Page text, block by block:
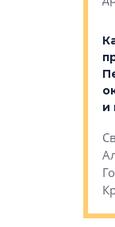
востребованы
компетенции
и
поделились
Анжелика
Кравцов,
др.
и